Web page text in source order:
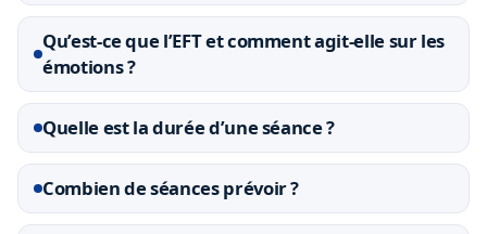
Qu’est-ce que l’EFT et comment agit-elle sur les
émotions ?
Quelle est la durée d’une séance ?
Combien de séances prévoir ?